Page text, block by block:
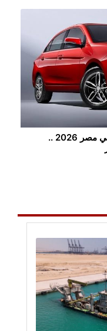
أرخص 5 سيارات سيدان جديدة في مصر 2026 ..